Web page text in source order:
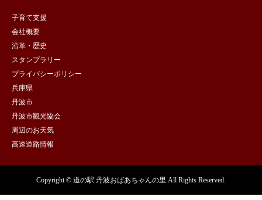
子育て支援
会社概要
沿革・歴史
スタンプラリー
プライバシーポリシー
兵庫県
丹波市
丹波市観光協会
周辺のお天気
高速道路情報
Copyright © 道の駅 丹波おばあちゃんの里 All Rights Reserved.